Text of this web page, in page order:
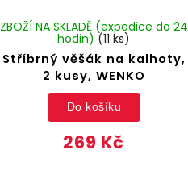
Stříbrný věšák na kalhoty,
2 kusy, WENKO
ZBOŽÍ NA SKLADĚ (expedice do 24
hodin) (11 ks)
269 Kč
Do košíku